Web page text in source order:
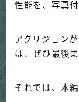
性能を、写真
アクリジョン
は、ぜひ最後
それでは、本